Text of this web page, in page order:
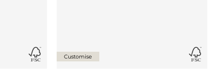
Customise